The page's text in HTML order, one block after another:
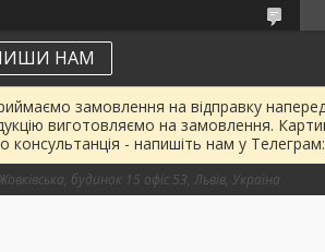
НАМ
замовлення на відправку
виготовляємо на замовлення.
- напишіть нам у
будинок 15 офіс 53, Львів, Україна